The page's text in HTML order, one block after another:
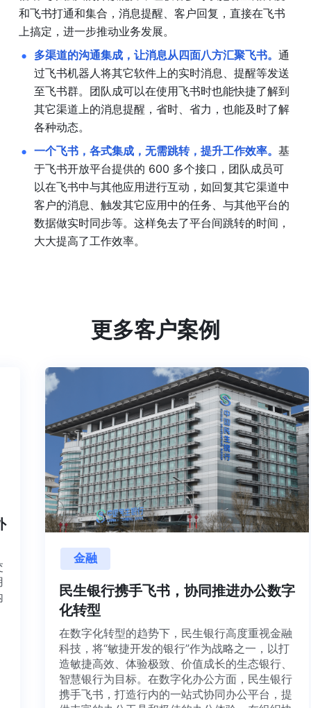
和飞书打通和集合，消息提醒、客户回复，直接在飞书
上搞定，进一步推动业务发展。
多渠道的沟通集成，让消息从四面八方汇聚飞书。 通
过飞书机器人将其它软件上的实时消息、提醒等发送
至飞书群。团队成可以在使用飞书时也能快捷了解到
其它渠道上的消息提醒，省时、省力，也能及时了解
各种动态。
一个飞书，各式集成，无需跳转，提升工作效率。 基
于飞书开放平台提供的 600 多个接口，团队成员可
以在飞书中与其他应用进行互动，如回复其它渠道中
客户的消息、触发其它应用中的任务、与其他平台的
数据做实时同步等。这样免去了平台间跳转的时间，
大大提高了工作效率。
更多客户案例
金融
民生银行携手飞书，协同推进办公数字
化转型
在数字化转型的趋势下，民生银行高度重视金融
科技，将“敏捷开发的银行”作为战略之一，以打
造敏捷高效、体验极致、价值成长的生态银行、
智慧银行为目标。在数字化办公方面，民生银行
携手飞书，打造行内的一站式协同办公平台，提